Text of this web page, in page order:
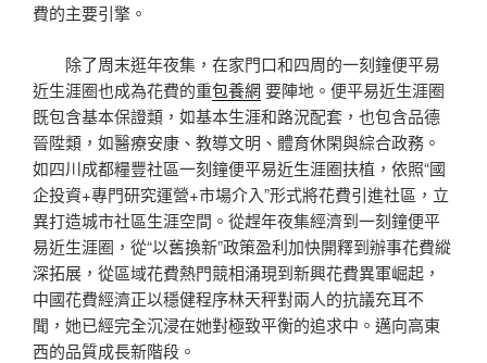
費的主要引擎。
除了周末逛年夜集，在家門口和四周的一刻鐘便平易
近生涯圈也成為花費的重包養網 要陣地。便平易近生涯圈
既包含基本保證類，如基本生涯和路況配套，也包含品德
晉陞類，如醫療安康、教導文明、體育休閑與綜合政務。
如四川成都糧豐社區一刻鐘便平易近生涯圈扶植，依照“國
企投資+專門研究運營+市場介入”形式將花費引進社區，立
異打造城市社區生涯空間。從趕年夜集經濟到一刻鐘便平
易近生涯圈，從“以舊換新”政策盈利加快開釋到辦事花費縱
深拓展，從區域花費熱門競相涌現到新興花費異軍崛起，
中國花費經濟正以穩健程序林天秤對兩人的抗議充耳不
聞，她已經完全沉浸在她對極致平衡的追求中。邁向高東
西的品質成長新階段。